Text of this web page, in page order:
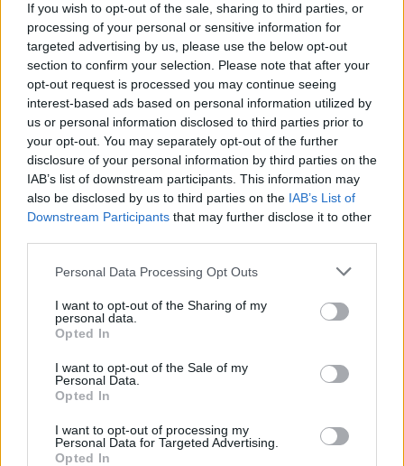
If you wish to opt-out of the sale, sharing to third parties, or
processing of your personal or sensitive information for
targeted advertising by us, please use the below opt-out
section to confirm your selection. Please note that after your
opt-out request is processed you may continue seeing
interest-based ads based on personal information utilized by
us or personal information disclosed to third parties prior to
your opt-out. You may separately opt-out of the further
disclosure of your personal information by third parties on the
IAB’s list of downstream participants. This information may
also be disclosed by us to third parties on the IAB’s List of
Downstream Participants that may further disclose it to other
Please note that this website/app uses one or more Google
not limited to your visit or usage behaviour. You may click to
grant or deny consent to Google and its third-party tags to
use your data for below specified purposes in below Google
consent section.
Personal Data Processing Opt Outs
I want to opt-out of the Sharing of my
personal data.
Opted In
I want to opt-out of the Sale of my
Personal Data.
Opted In
I want to opt-out of processing my
Personal Data for Targeted Advertising.
Opted In
ξανά τους λάτρεις της...
Η Μασσαλία είναι η «πιο αυθεντική πόλη» της
19 Ιανουαρίου 2026, 10:30
Βασισμένη σε εκατομμύρια κριτικές της Google, μια νέα μελέτη ονόμασε τη
γαλλική πόλη-λιμάνι, τη δεύτερη μεγαλύτερη πόλη της Γαλλίας μετά το
Παρίσι, ως τον...